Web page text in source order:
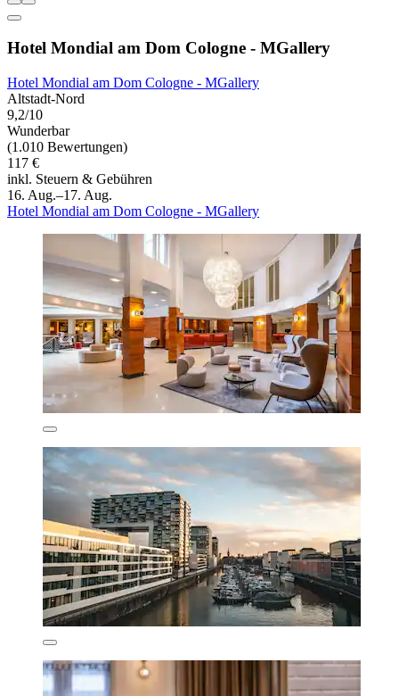
Hotel Mondial am Dom Cologne - MGallery
Hotel Mondial am Dom Cologne - MGallery
Altstadt-Nord
9,2/10
Wunderbar
(1.010 Bewertungen)
117 €
inkl. Steuern & Gebühren
16. Aug.–17. Aug.
Hotel Mondial am Dom Cologne - MGallery